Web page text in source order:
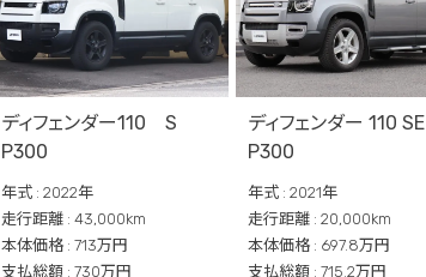
ディフェンダー110 S
P300
年式 : 2022年
走行距離 : 43,000km
本体価格 : 713万円
支払総額 : 730万円
ディフェンダー 110 SE
P300
年式 : 2021年
走行距離 : 20,000km
本体価格 : 697.8万円
支払総額 : 715.2万円